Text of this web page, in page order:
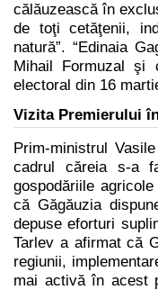
călăuzească în
de toţi cetăţenii,
natură”. “Edinaia
Mihail Formuzal
electoral din 16
Vizita Premierului
Prim-ministrul
cadrul căreia s-a
gospodăriile
că Găgăuzia
depuse eforturi
Tarlev a afirmat că
regiunii,
mai activă în acest